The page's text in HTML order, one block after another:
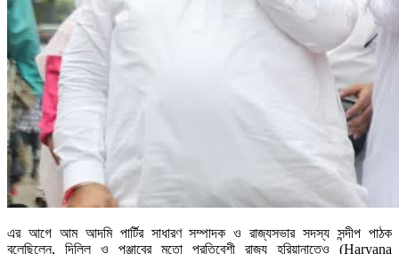
এর আগে আম আদমি পার্টির সাধারণ সম্পাদক ও রাজ্যসভার সদস্য সন্দীপ পাঠক
বলেছিলেন, দিল্লি ও পঞ্জাবের মতো প্রতিবেশী রাজ্য হরিয়ানাতেও (Haryana